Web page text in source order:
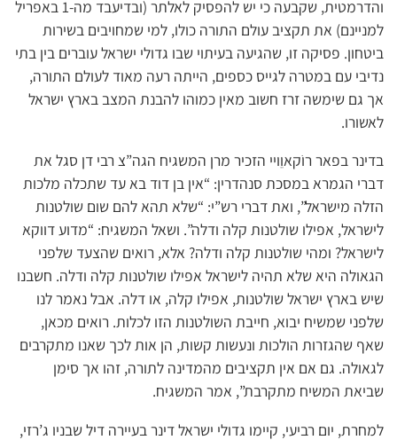
והדרמטית, שקבעה כי יש להפסיק לאלתר (ובדיעבד מה-1 באפריל
למניינם) את תקציב עולם התורה כולו, למי שמחויבים בשירות
ביטחון. פסיקה זו, שהגיעה בעיתוי שבו גדולי ישראל עוברים בין בתי
נדיבי עם במטרה לגייס כספים, הייתה רעה מאוד לעולם התורה,
אך גם שימשה זרז חשוב מאין כמוהו להבנת המצב בארץ ישראל
לאשורו.
בדינר בפאר רוֹקאוֵויי הזכיר מרן המשגיח הגה”צ רבי דן סגל את
דברי הגמרא במסכת סנהדרין: “אין בן דוד בא עד שתכלה מלכות
הזלה מישראל”, ואת דברי רש”י: “שלא תהא להם שום שולטנות
לישראל, אפילו שולטנות קלה ודלה”. ושאל המשגיח: “מדוע דווקא
לישראל? ומהי שולטנות קלה ודלה? אלא, רואים שהצעד שלפני
הגאולה היא שלא תהיה לישראל אפילו שולטנות קלה ודלה. חשבנו
שיש בארץ ישראל שולטנות, אפילו קלה, או דלה. אבל נאמר לנו
שלפני שמשיח יבוא, חייבת השולטנות הזו לכלות. רואים מכאן,
שאף שהגזרות הולכות ונעשות קשות, הן אות לכך שאנו מתקרבים
לגאולה. גם אם אין תקציבים מהמדינה לתורה, זהו אך סימן
שביאת המשיח מתקרבת”, אמר המשגיח.
למחרת, יום רביעי, קיימו גדולי ישראל דינר בעיירה דיל שבניו ג’רזי,